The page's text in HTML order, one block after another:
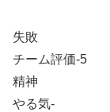
失敗
チーム評価-5
精神
やる気-